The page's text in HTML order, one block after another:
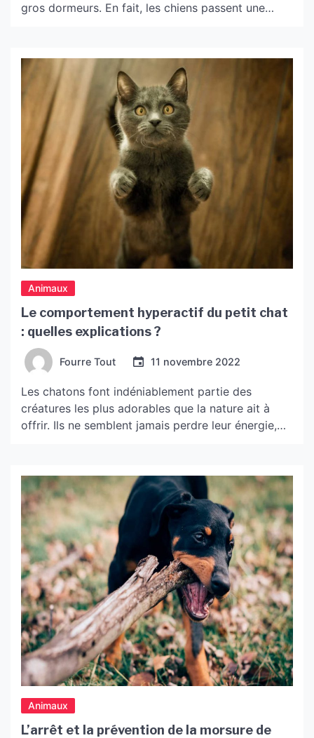
gros dormeurs. En fait, les chiens passent une
habitudes de sommeil de votre chien, cela peut
être un signe de vieillissement […]
Animaux
Le comportement hyperactif du petit chat
: quelles explications ?
Fourre Tout 11 novembre 2022
Les chatons font indéniablement partie des
créatures les plus adorables que la nature ait à
offrir. Ils ne semblent jamais perdre leur énergie,
nouveau propriétaire de chaton, vous vous
demandez peut-être si les comportements de
votre chaton sont normaux […]
Animaux
L’arrêt et la prévention de la morsure de